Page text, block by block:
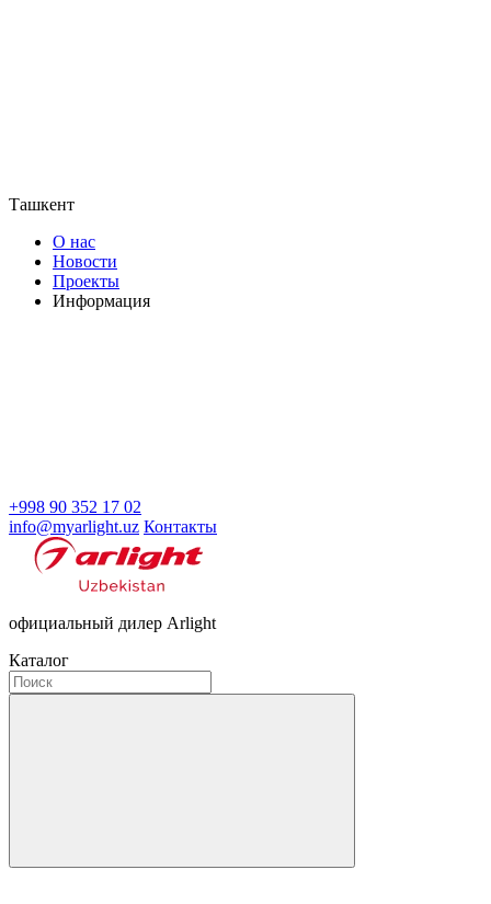
Ташкент
О нас
Новости
Проекты
Информация
+998 90 352 17 02
info@myarlight.uz Контакты
официальный дилер Arlight
Каталог